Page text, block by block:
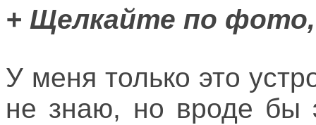
+ Щелкайте по
У меня только это
не знаю, но вроде бы